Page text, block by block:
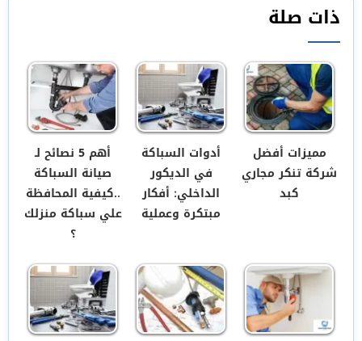
ذات صلة
مميزات أفضل
شركة تنكر مجاري
كبد
أدوات السباكة
في الديكور
الداخلي: أفكار
مبتكرة وعملية
أهم 5 نصائح لـ
صيانة السباكة
..كيفية المحافظة
علي سباكة منزلك
؟